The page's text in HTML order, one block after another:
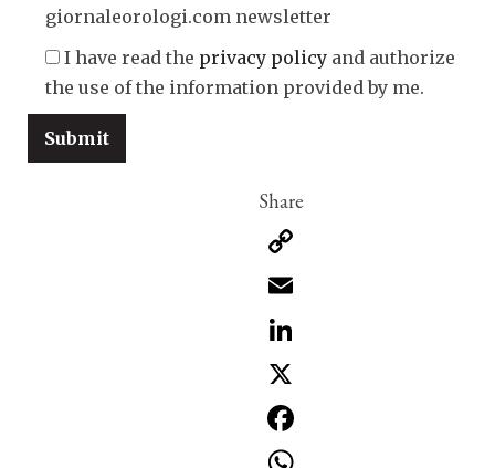
giornaleorologi.com newsletter
I have read the privacy policy and authorize
the use of the information provided by me.